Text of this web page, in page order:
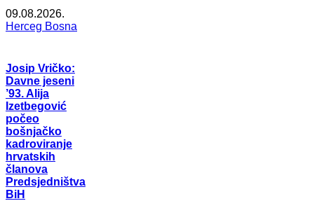
09.08.2026.
Herceg Bosna
Josip Vričko:
Davne jeseni
’93. Alija
Izetbegović
počeo
bošnjačko
kadroviranje
hrvatskih
članova
Predsjedništva
BiH